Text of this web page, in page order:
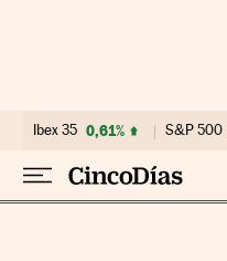
Ibex 35 0,61% S&P 500